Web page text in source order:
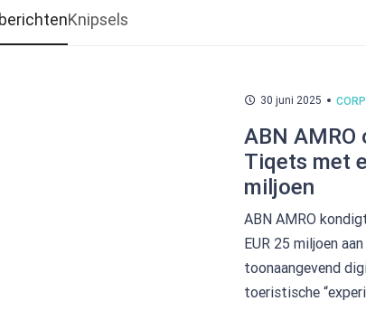
Knipsels
30 juni 2025
ABN AMRO
Tiqets met
miljoen
ABN AMRO
EUR 25 miljoen
toonaangevend
toeristische